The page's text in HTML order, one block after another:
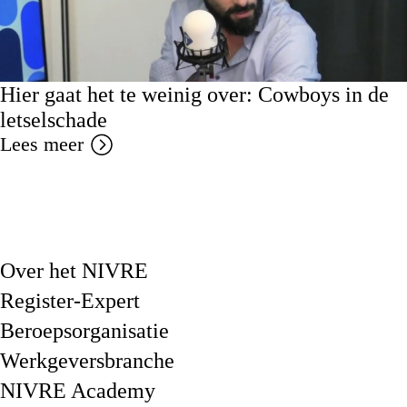
Hier gaat het te weinig over: Cowboys in de
letselschade
Lees meer
Over het NIVRE
Register-Expert
Beroepsorganisatie
Werkgeversbranche
NIVRE Academy